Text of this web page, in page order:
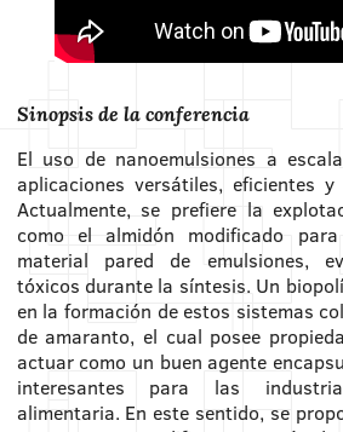
Sinopsis de la conferencia
El uso de nanoemulsiones a
aplicaciones versátiles, eficientes y
Actualmente, se prefiere la
como el almidón modificado
material pared de emulsiones,
tóxicos durante la síntesis. Un
en la formación de estos sistemas
de amaranto, el cual posee
actuar como un buen agente
interesantes para las
alimentaria. En este sentido, se